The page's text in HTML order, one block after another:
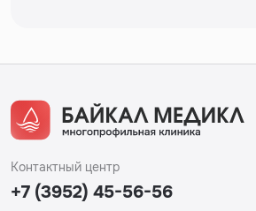
Контактный центр
+7 (3952) 45-56-56